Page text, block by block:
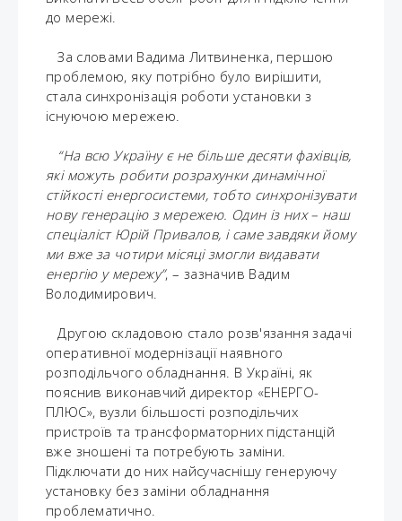
до мережі.
За словами Вадима Литвиненка, першою
проблемою, яку потрібно було вирішити,
стала синхронізація роботи установки з
існуючою мережею.
“На всю Україну є не більше десяти фахівців,
які можуть робити розрахунки динамічної
стійкості енергосистеми, тобто синхронізувати
нову генерацію з мережею. Один із них – наш
спеціаліст Юрій Привалов, і саме завдяки йому
ми вже за чотири місяці змогли видавати
енергію у мережу”, – зазначив Вадим
Володимирович.
Другою складовою стало розв'язання задачі
оперативної модернізації наявного
розподільчого обладнання. В Україні, як
пояснив виконавчий директор «ЕНЕРГО-
ПЛЮС», вузли більшості розподільчих
пристроїв та трансформаторних підстанцій
вже зношені та потребують заміни.
Підключати до них найсучаснішу генеруючу
установку без заміни обладнання
проблематично.